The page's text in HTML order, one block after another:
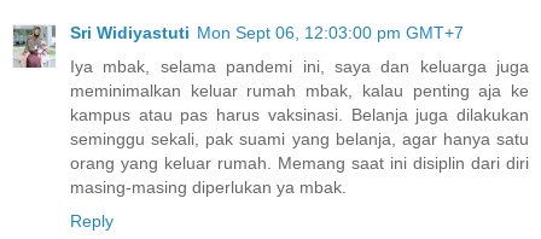
Sri Widiyastuti Mon Sept 06, 12:03:00 pm GMT+7
Iya mbak, selama pandemi ini, saya dan keluarga juga
meminimalkan keluar rumah mbak, kalau penting aja ke
kampus atau pas harus vaksinasi. Belanja juga dilakukan
seminggu sekali, pak suami yang belanja, agar hanya satu
orang yang keluar rumah. Memang saat ini disiplin dari diri
masing-masing diperlukan ya mbak.
Reply